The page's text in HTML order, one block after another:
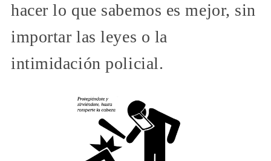
hacer lo que sabemos es mejor, sin
importar las leyes o la
intimidación policial.